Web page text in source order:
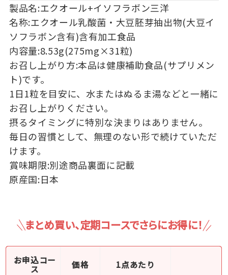
製品名:エクオール+イソフラボン三洋
名称:エクオール乳酸菌・大豆胚芽抽出物(大豆イ
ソフラボン含有)含有加工食品
内容量:8.53g(275mg×31粒)
お召し上がり方:本品は健康補助食品(サプリメン
ト)です。
1日1粒を目安に、水またはぬるま湯などと一緒に
お召し上がりください。
摂るタイミングに特別な決まりはありません。
毎日の習慣として、無理のない形で続けていただ
けます。
賞味期限:別途商品裏面に記載
原産国:日本
まとめ買い、定期コースでさらにお得に！
お申込コー
ス
価格 1点あたり